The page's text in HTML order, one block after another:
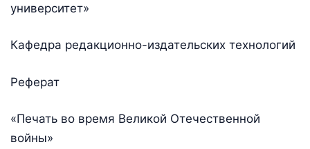
университет»
Кафедра редакционно-издательских технологий
Реферат
«Печать во время Великой Отечественной
войны»